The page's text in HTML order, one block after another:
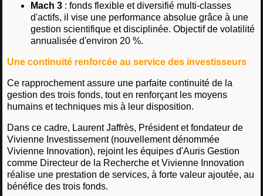
Mach 3 : fonds flexible et diversifié multi-classes
d'actifs, il vise une performance absolue grâce à une
gestion scientifique et disciplinée. Objectif de volatilité
annualisée d'environ 20 %.
Une continuité renforcée au service des investisseurs
Ce rapprochement assure une parfaite continuité de la
gestion des trois fonds, tout en renforçant les moyens
humains et techniques mis à leur disposition.
Dans ce cadre, Laurent Jaffrès, Président et fondateur de
Vivienne Investissement (nouvellement dénommée
Vivienne Innovation), rejoint les équipes d'Auris Gestion
comme Directeur de la Recherche et Vivienne Innovation
réalise une prestation de services, à forte valeur ajoutée, au
bénéfice des trois fonds.